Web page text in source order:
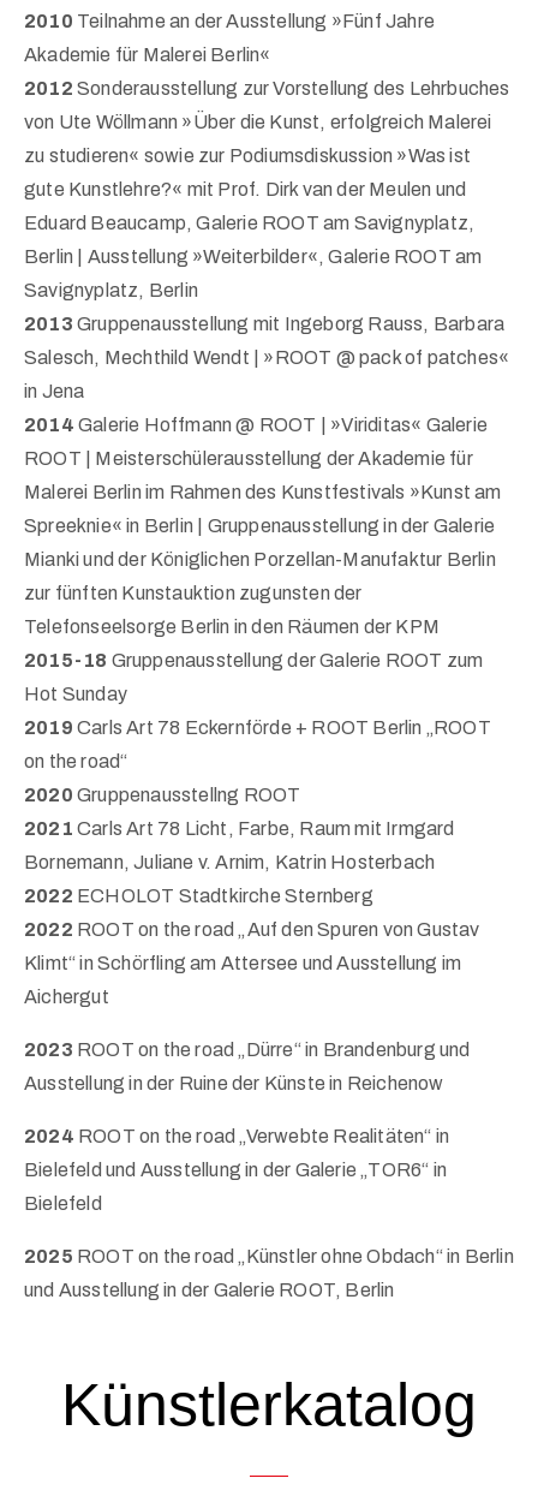
2010 Teilnahme an der Ausstellung »Fünf Jahre
Akademie für Malerei Berlin«
2012 Sonderausstellung zur Vorstellung des Lehrbuches
von Ute Wöllmann »Über die Kunst, erfolgreich Malerei
zu studieren« sowie zur Podiumsdiskussion »Was ist
gute Kunstlehre?« mit Prof. Dirk van der Meulen und
Eduard Beaucamp, Galerie ROOT am Savignyplatz,
Berlin | Ausstellung »Weiterbilder«, Galerie ROOT am
Savignyplatz, Berlin
2013 Gruppenausstellung mit Ingeborg Rauss, Barbara
Salesch, Mechthild Wendt | »ROOT @ pack of patches«
in Jena
2014 Galerie Hoffmann @ ROOT | »Viriditas« Galerie
ROOT | Meisterschülerausstellung der Akademie für
Malerei Berlin im Rahmen des Kunstfestivals »Kunst am
Spreeknie« in Berlin | Gruppenausstellung in der Galerie
Mianki und der Königlichen Porzellan-Manufaktur Berlin
zur fünften Kunstauktion zugunsten der
Telefonseelsorge Berlin in den Räumen der KPM
2015-18 Gruppenausstellung der Galerie ROOT zum
Hot Sunday
2019 Carls Art 78 Eckernförde + ROOT Berlin „ROOT
on the road“
2020 Gruppenausstellng ROOT
2021 Carls Art 78 Licht, Farbe, Raum mit Irmgard
Bornemann, Juliane v. Arnim, Katrin Hosterbach
2022 ECHOLOT Stadtkirche Sternberg
2022 ROOT on the road „Auf den Spuren von Gustav
Klimt“ in Schörfling am Attersee und Ausstellung im
Aichergut
2023 ROOT on the road „Dürre“ in Brandenburg und
Ausstellung in der Ruine der Künste in Reichenow
2024 ROOT on the road „Verwebte Realitäten“ in
Bielefeld und Ausstellung in der Galerie „TOR6“ in
Bielefeld
2025 ROOT on the road „Künstler ohne Obdach“ in Berlin
und Ausstellung in der Galerie ROOT, Berlin
Künstlerkatalog